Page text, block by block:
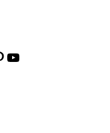
YouTube